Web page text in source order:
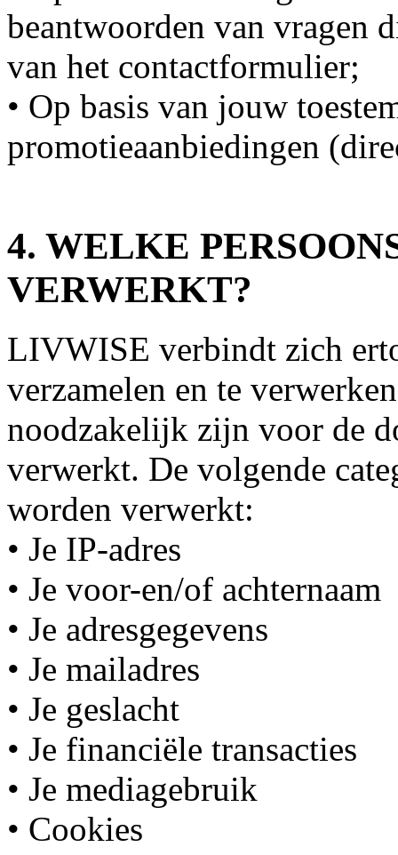
beantwoorden van vragen
van het contactformulier;
• Op basis van jouw
promotieaanbiedingen
4. WELKE
VERWERKT?
LIVWISE verbindt zich
verzamelen en te
noodzakelijk zijn voor de
verwerkt. De volgende
worden verwerkt:
• Je IP-adres
• Je voor-en/of achternaam
• Je adresgegevens
• Je mailadres
• Je geslacht
• Je financiële transacties
• Je mediagebruik
• Cookies